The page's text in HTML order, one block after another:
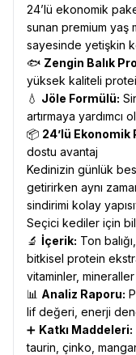
24’lü ekonomik
sunan premium yaş
sayesinde yetişkin
🐟 Zengin Balık
yüksek kaliteli
💧 Jöle Formülü:
artırmaya yardımcı
📦 24’lü Ekonomik
dostu avantaj
Kedinizin günlük
getirirken aynı
sindirimi kolay
Seçici kediler için
🔬 İçerik: Ton
bitkisel protein
vitaminler, mineraller
📊 Analiz Raporu:
lif değeri, enerji
➕ Katkı Maddeleri:
taurin, çinko,